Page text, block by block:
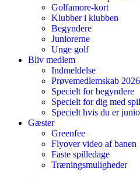
Golfamore-kort
Klubber i klubben
Begyndere
Juniorerne
Unge golf
Bliv medlem
Indmeldelse
Prøvemedlemskab 2026
Specielt for begyndere
Specielt for dig med
Specielt hvis du er
Gæster
Greenfee
Flyover video af banen
Faste spilledage
Træningsmuligheder